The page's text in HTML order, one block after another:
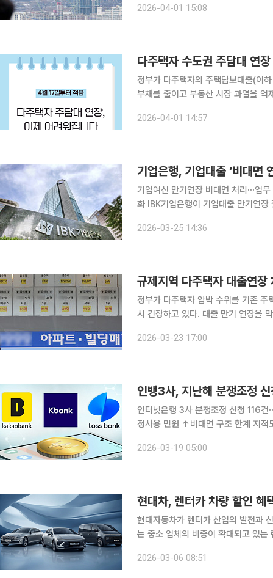
2026-04-01 15:08
다주택자 수도권 주담대 연
정부가 다주택자의 주택담보대출(이
부채를 줄이고 부동산 시장 과열을 억제하기
국내총생산(GDP) 대비 가계부채 비
2026-04-01 14:57
기업은행, 기업대출 ‘비대면
기업여신 만기연장 비대면 처리⋯업
화 IBK기업은행이 기업대출 만기연장 절차를 비대면으로 전환하며 기업금융 영업 방식의 변화를 추
2026-03-25 14:36
규제지역 다주택자 대출연
정부가 다주택자 압박 수위를 기존 주
시 긴장하고 있다. 대출 만기 연장을
업자 물량은 주로 비아파트여서 시장
2026-03-23 17:00
인뱅3사, 지난해 분쟁조정
인터넷은행 3사 분쟁조정 신청 116
정사용 민원 ↑비대면 구조 한계 지적도⋯“소비자
상품 이해 부족과 설명 책임 논란이
2026-03-19 05:00
현대차, 렌터카 차량 할인 혜
현대자동차가 렌터카 산업의 발전과 신규
는 중소 업체의 비중이 확대되고 있
차 구매 시 다양한 혜택을 제공하는 ‘
2026-03-06 08:51